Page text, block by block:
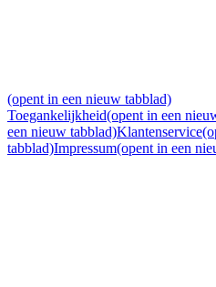
(opent in een nieuw tabblad)
Toegankelijkheid(opent in een
een nieuw tabblad)Klantenservice
tabblad)Impressum(opent in een